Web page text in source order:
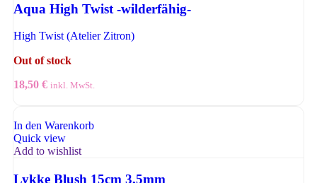
Aqua High Twist -wilderfähig-
High Twist (Atelier Zitron)
Out of stock
18,50 € inkl. MwSt.
In den Warenkorb
Quick view
Add to wishlist
Lykke Blush 15cm 3,5mm